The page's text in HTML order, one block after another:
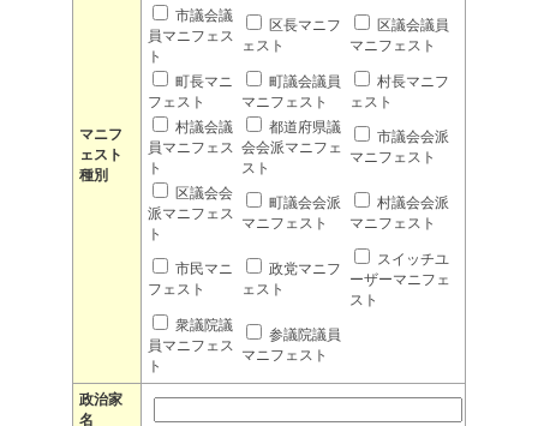
マニフ
ェスト
種別
市議会議
員マニフェス
ト
区長マニフ
ェスト
区議会議員
マニフェスト
町長マニ
フェスト
町議会議員
マニフェスト
村長マニフ
ェスト
村議会議
員マニフェス
ト
都道府県議
会会派マニフェ
スト
市議会会派
マニフェスト
区議会会
派マニフェス
ト
町議会会派
マニフェスト
村議会会派
マニフェスト
市民マニ
フェスト
政党マニフ
ェスト
スイッチユ
ーザーマニフェ
スト
衆議院議
員マニフェス
ト
参議院議員
マニフェスト
政治家
名